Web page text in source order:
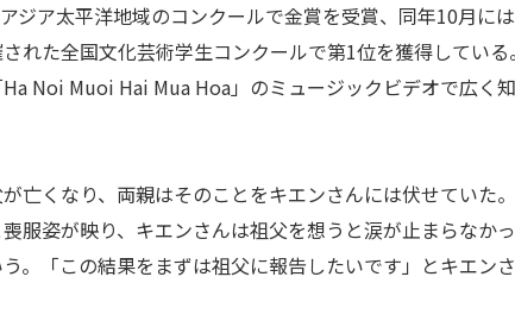
ジア太平洋地域のコンクールで金賞を受賞、同年10月に
れた全国文化芸術学生コンクールで第1位を獲得している
Noi Muoi Hai Mua Hoa」のミュージックビデオで広く
亡くなり、両親はそのことをキエンさんには伏せていた
服姿が映り、キエンさんは祖父を想うと涙が止まらなか
。「この結果をまずは祖父に報告したいです」とキエン